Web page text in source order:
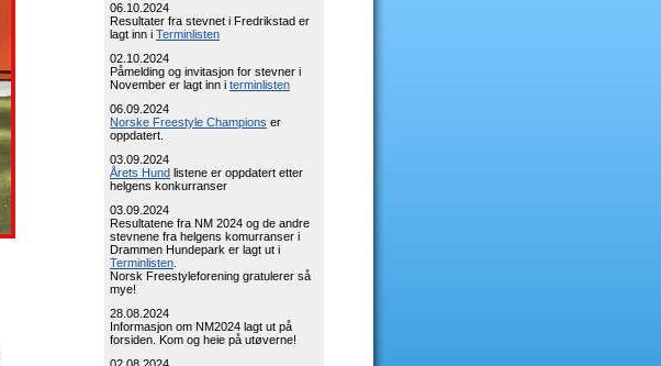
06.10.2024
Resultater fra stevnet i Fredrikstad er
lagt inn i Terminlisten
02.10.2024
Påmelding og invitasjon for stevner i
November er lagt inn i terminlisten
06.09.2024
Norske Freestyle Champions er
oppdatert.
03.09.2024
Årets Hund listene er oppdatert etter
helgens konkurranser
03.09.2024
Resultatene fra NM 2024 og de andre
stevnene fra helgens komurranser i
Drammen Hundepark er lagt ut i
Terminlisten
Norsk Freestyleforening gratulerer så
mye!
28.08.2024
Informasjon om NM2024 lagt ut på
forsiden. Kom og heie på utøverne!